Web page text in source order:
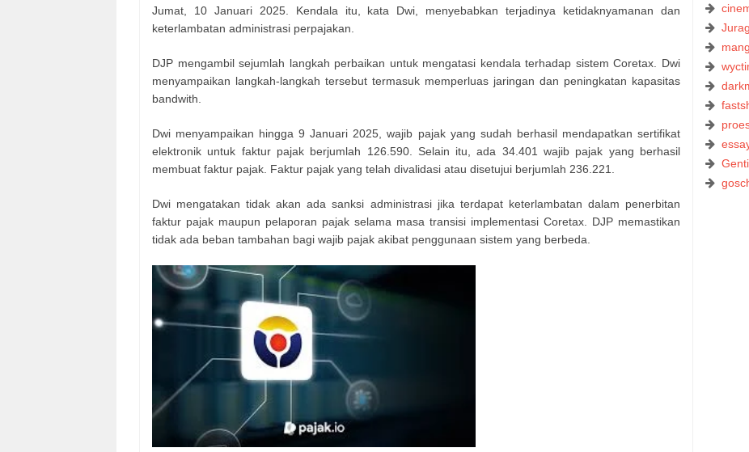
Jumat, 10 Januari 2025. Kendala itu, kata Dwi, menyebabkan terjadinya ketidaknyamanan dan
keterlambatan administrasi perpajakan.
DJP mengambil sejumlah langkah perbaikan untuk mengatasi kendala terhadap sistem Coretax. Dwi
menyampaikan langkah-langkah tersebut termasuk memperluas jaringan dan peningkatan kapasitas
bandwith.
Dwi menyampaikan hingga 9 Januari 2025, wajib pajak yang sudah berhasil mendapatkan sertifikat
elektronik untuk faktur pajak berjumlah 126.590. Selain itu, ada 34.401 wajib pajak yang berhasil
membuat faktur pajak. Faktur pajak yang telah divalidasi atau disetujui berjumlah 236.221.
Dwi mengatakan tidak akan ada sanksi administrasi jika terdapat keterlambatan dalam penerbitan
faktur pajak maupun pelaporan pajak selama masa transisi implementasi Coretax. DJP memastikan
tidak ada beban tambahan bagi wajib pajak akibat penggunaan sistem yang berbeda.